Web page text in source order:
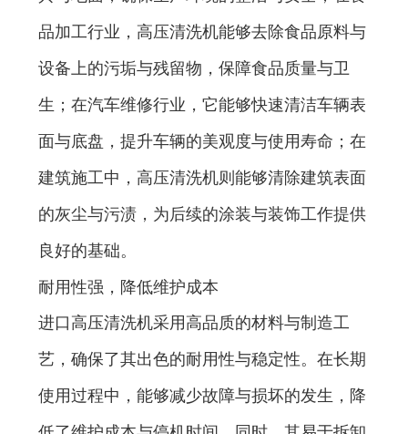
品加工行业，高压清洗机能够去除食品原料与
设备上的污垢与残留物，保障食品质量与卫
生；在汽车维修行业，它能够快速清洁车辆表
面与底盘，提升车辆的美观度与使用寿命；在
建筑施工中，高压清洗机则能够清除建筑表面
的灰尘与污渍，为后续的涂装与装饰工作提供
良好的基础。
耐用性强，降低维护成本
进口高压清洗机采用高品质的材料与制造工
艺，确保了其出色的耐用性与稳定性。在长期
使用过程中，能够减少故障与损坏的发生，降